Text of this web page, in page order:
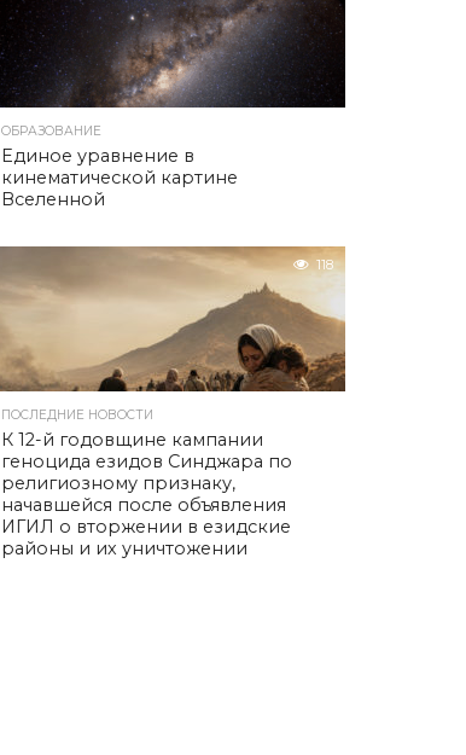
ОБРАЗОВАНИЕ
Единое уравнение в
кинематической картине
Вселенной
118
ПОСЛЕДНИЕ НОВОСТИ
К 12-й годовщине кампании
геноцида езидов Синджара по
религиозному признаку,
начавшейся после объявления
ИГИЛ о вторжении в езидские
районы и их уничтожении